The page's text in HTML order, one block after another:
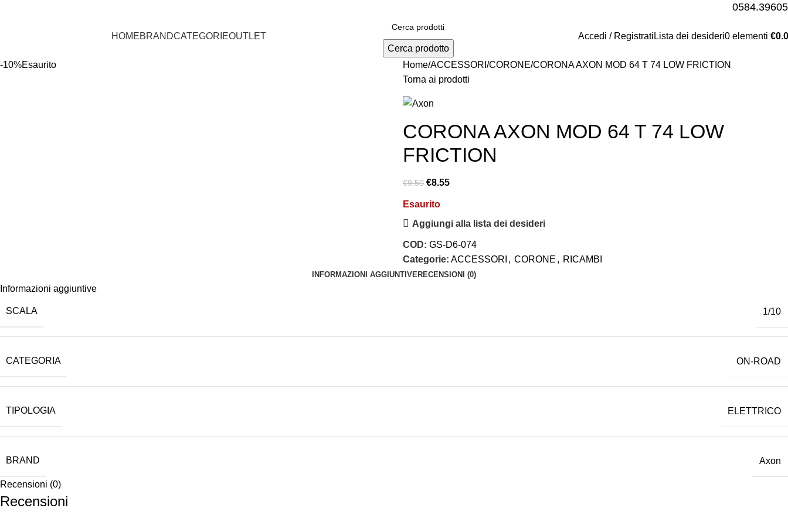
HOMEBRANDCATEGORIEOUTLET
Cerca prodotto
Accedi / Registrati Lista dei desideri0 elementi €
-10%Esaurito Home ACCESSORI CORONE CORONA AXON MOD 64 T 74 LOW FRICTION
Torna ai prodotti
CORONA AXON MOD 64 T 74 LOW
FRICTION
€9.50 €8.55
Esaurito
Aggiungi alla lista dei desideri
COD: GS-D6-074
Categorie: ACCESSORI , CORONE , RICAMBI
INFORMAZIONI AGGIUNTIVERECENSIONI (0)
Informazioni aggiuntive
SCALA 1/10
CATEGORIA ON-ROAD
TIPOLOGIA ELETTRICO
BRAND Axon
Recensioni (0)
Recensioni